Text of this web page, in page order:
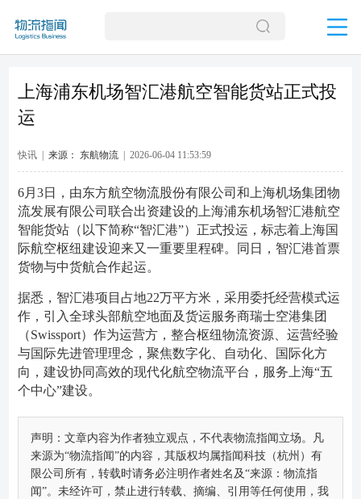
上海浦东机场智汇港航空智能货站正式投
运
快讯 | 来源： 东航物流| 2026-06-04 11:53:59
6月3日，由东方航空物流股份有限公司和上海机场集团物
流发展有限公司联合出资建设的上海浦东机场智汇港航空
智能货站（以下简称“智汇港”）正式投运，标志着上海国
际航空枢纽建设迎来又一重要里程碑。同日，智汇港首票
货物与中货航合作起运。
据悉，智汇港项目占地22万平方米，采用委托经营模式运
作，引入全球头部航空地面及货运服务商瑞士空港集团
（Swissport）作为运营方，整合枢纽物流资源、运营经验
与国际先进管理理念，聚焦数字化、自动化、国际化方
向，建设协同高效的现代化航空物流平台，服务上海“五
个中心”建设。
声明：文章内容为作者独立观点，不代表物流指闻立场。凡
来源为“物流指闻”的内容，其版权均属指闻科技（杭州）有
限公司所有，转载时请务必注明作者姓名及“来源：物流指
闻”。未经许可，禁止进行转载、摘编、引用等任何使用，我